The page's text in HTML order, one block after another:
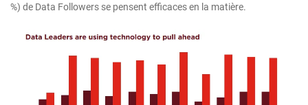
%) de Data Followers se pensent efficaces en la matière.